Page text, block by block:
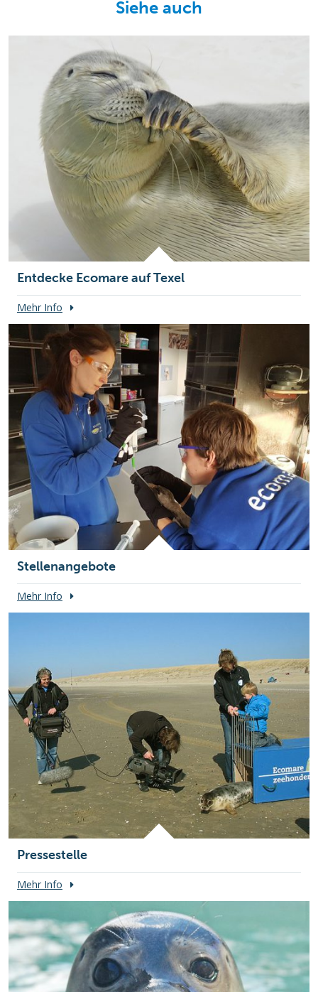
Siehe auch
Entdecke Ecomare auf Texel
Mehr Info
Stellenangebote
Mehr Info
Pressestelle
Mehr Info